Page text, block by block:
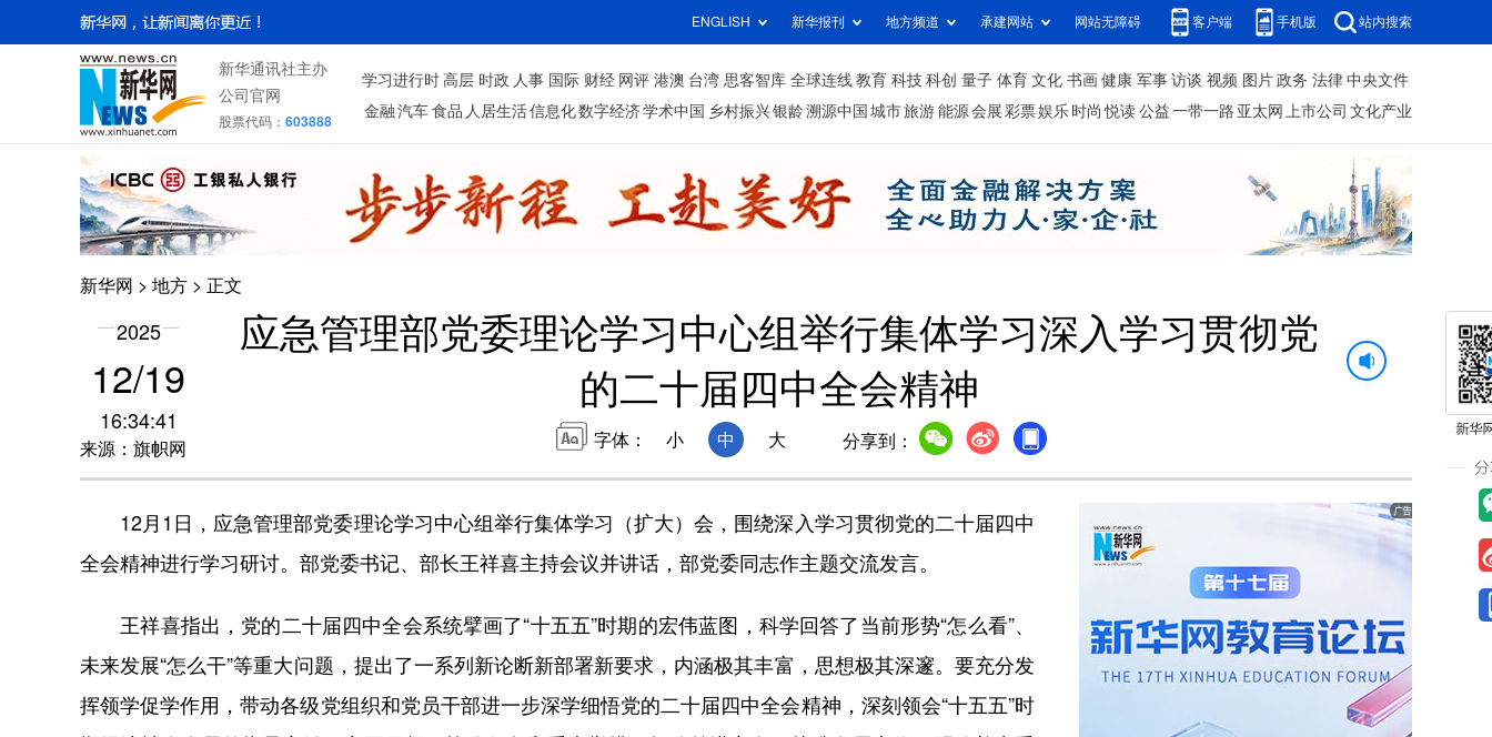
ENGLISH 新华报刊 地方频道 承建网站 网站无障碍 客户端 手机版 站内搜索
新华通讯社主办
公司官网
股票代码： 603888
学习进行时 高层 时政 人事 国际 财经 网评 港澳 台湾 思客智库 全球连线 教育 科技 科创 量子 体育 文化 书画 健康 军事 访谈 视频 图片 政务 法律 中央文件
金融 汽车 食品 人居生活信息化数字经济学术中国 乡村振兴银龄溯源中国 城市旅游 能源 会展 彩票娱乐 时尚 悦读 公益 一带一路 亚太网 上市公司 文化产业
新华网 > 地方 > 正文
2025
12/19
16:34:41
来源：旗帜网
应急管理部党委理论学习中心组举行集体学习深入学习贯彻党
的二十届四中全会精神
字体： 小 中 大 分享到：
12月1日，应急管理部党委理论学习中心组举行集体学习（扩大）会，围绕深入学习贯彻党的二十届四中
全会精神进行学习研讨。部党委书记、部长王祥喜主持会议并讲话，部党委同志作主题交流发言。
王祥喜指出，党的二十届四中全会系统擘画了“十五五”时期的宏伟蓝图，科学回答了当前形势“怎么看”、
未来发展“怎么干”等重大问题，提出了一系列新论断新部署新要求，内涵极其丰富，思想极其深邃。要充分发
挥领学促学作用，带动各级党组织和党员干部进一步深学细悟党的二十届四中全会精神，深刻领会“十五五”时